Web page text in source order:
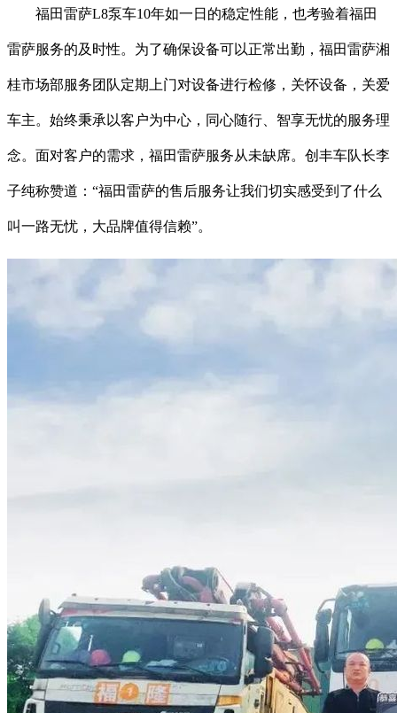
福田雷萨L8泵车10年如一日的稳定性能，也考验着福田
雷萨服务的及时性。为了确保设备可以正常出勤，福田雷萨湘
桂市场部服务团队定期上门对设备进行检修，关怀设备，关爱
车主。始终秉承以客户为中心，同心随行、智享无忧的服务理
念。面对客户的需求，福田雷萨服务从未缺席。创丰车队长李
子纯称赞道：“福田雷萨的售后服务让我们切实感受到了什么
叫一路无忧，大品牌值得信赖”。